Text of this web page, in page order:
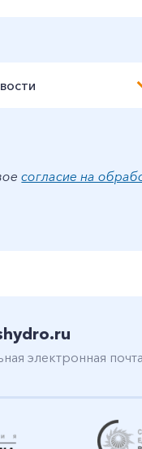
согласие на
электронная почта